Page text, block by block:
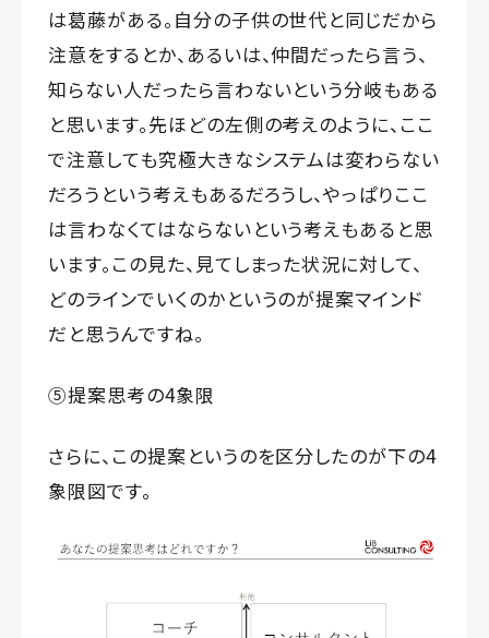
は葛藤がある。自分の子供の世代と同じだから
注意をするとか、あるいは、仲間だったら言う、
知らない人だったら言わないという分岐もある
と思います。先ほどの左側の考えのように、ここ
で注意しても究極大きなシステムは変わらない
だろうという考えもあるだろうし、やっぱりここ
は言わなくてはならないという考えもあると思
います。この見た、見てしまった状況に対して、
どのラインでいくのかというのが提案マインド
だと思うんですね。
⑤提案思考の4象限
さらに、この提案というのを区分したのが下の4
象限図です。